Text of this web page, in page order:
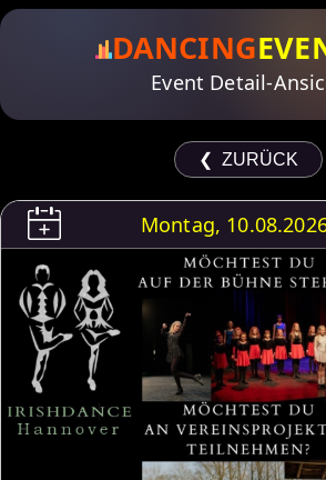
DANCING
Event Detail-
❮ ZURÜCK
Montag,